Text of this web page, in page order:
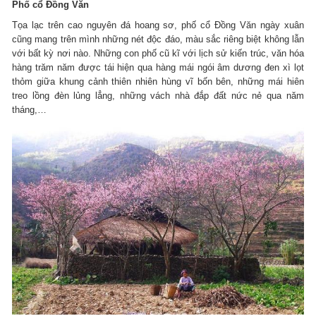
Phố cổ Đồng Văn
Tọa lạc trên cao nguyên đá hoang sơ, phố cổ Đồng Văn ngày xuân
cũng mang trên mình những nét độc đáo, màu sắc riêng biệt không lẫn
với bất kỳ nơi nào. Những con phố cũ kĩ với lịch sử kiến trúc, văn hóa
hàng trăm năm được tái hiện qua hàng mái ngói âm dương đen xì lọt
thỏm giữa khung cảnh thiên nhiên hùng vĩ bốn bên, những mái hiên
treo lồng đèn lủng lẳng, những vách nhà đắp đất nức nẻ qua năm
tháng,…